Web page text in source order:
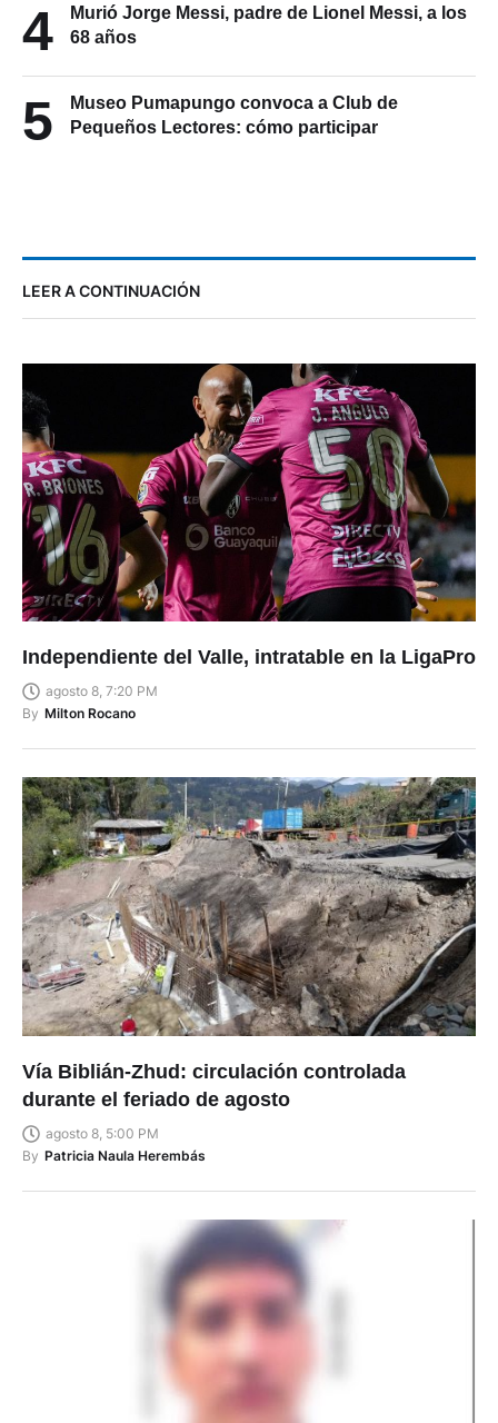
4
Murió Jorge Messi, padre de Lionel Messi, a los
68 años
5
Museo Pumapungo convoca a Club de
Pequeños Lectores: cómo participar
LEER A CONTINUACIÓN
Independiente del Valle, intratable en la LigaPro
agosto 8, 7:20 PM
By Milton Rocano
Vía Biblián-Zhud: circulación controlada
durante el feriado de agosto
agosto 8, 5:00 PM
By Patricia Naula Herembás